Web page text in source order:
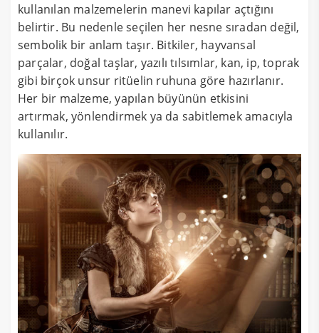
kullanılan malzemelerin manevi kapılar açtığını
belirtir. Bu nedenle seçilen her nesne sıradan değil,
sembolik bir anlam taşır. Bitkiler, hayvansal
parçalar, doğal taşlar, yazılı tılsımlar, kan, ip, toprak
gibi birçok unsur ritüelin ruhuna göre hazırlanır.
Her bir malzeme, yapılan büyünün etkisini
artırmak, yönlendirmek ya da sabitlemek amacıyla
kullanılır.